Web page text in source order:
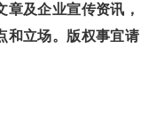
及企业宣传资讯，
和立场。版权事宜请